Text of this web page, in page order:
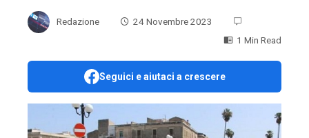
Redazione
24 Novembre 2023
1 Min Read
Seguici e aiutaci a crescere